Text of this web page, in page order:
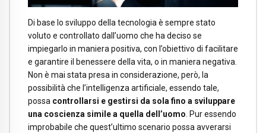
Di base lo sviluppo della tecnologia è sempre stato
voluto e controllato dall’uomo che ha deciso se
impiegarlo in maniera positiva, con l’obiettivo di facilitare
e garantire il benessere della vita, o in maniera negativa.
Non è mai stata presa in considerazione, però, la
possibilità che l’intelligenza artificiale, essendo tale,
possa controllarsi e gestirsi da sola fino a sviluppare
una coscienza simile a quella dell’uomo . Pur essendo
improbabile che quest’ultimo scenario possa avverarsi